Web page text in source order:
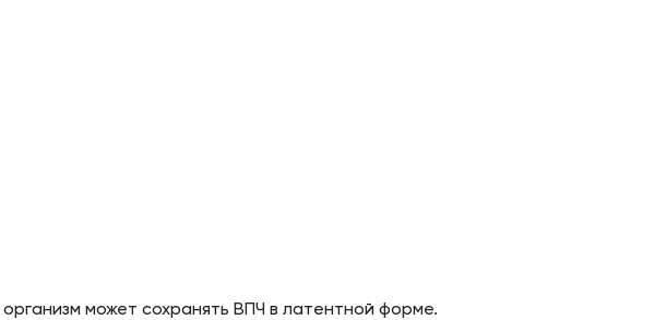
может сохранять ВПЧ в латентной форме.